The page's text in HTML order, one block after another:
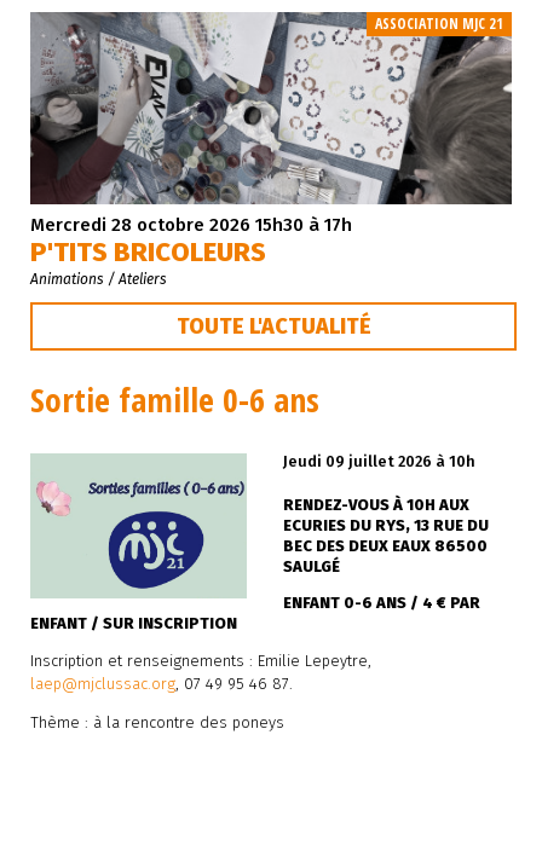
ASSOCIATION MJC 21
Mercredi 28 octobre 2026 15h30 à 17h
P'TITS BRICOLEURS
Animations / Ateliers
TOUTE L'ACTUALITÉ
Sortie famille 0-6 ans
Jeudi 09 juillet 2026 à 10h
RENDEZ-VOUS À 10H AUX
ECURIES DU RYS, 13 RUE DU
BEC DES DEUX EAUX 86500
SAULGÉ
ENFANT 0-6 ANS / 4 € PAR
ENFANT / SUR INSCRIPTION
Inscription et renseignements : Emilie Lepeytre,
laep@mjclussac.org, 07 49 95 46 87.
Thème : à la rencontre des poneys